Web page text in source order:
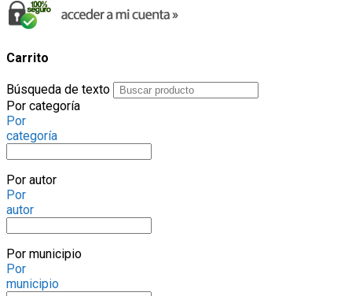
Carrito
Búsqueda de texto
Por categoría
Por
categoría
Por autor
Por
autor
Por municipio
Por
municipio